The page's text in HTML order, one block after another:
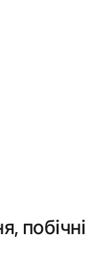
побічні